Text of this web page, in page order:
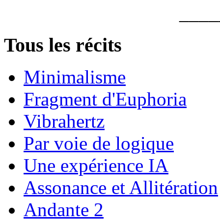
Tous les récits
Minimalisme
Fragment d'Euphoria
Vibrahertz
Par voie de logique
Une expérience IA
Assonance et Allitération
Andante 2